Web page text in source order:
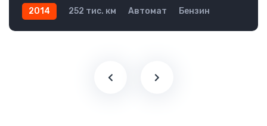
2014 252 тис. км Автомат
Бензин